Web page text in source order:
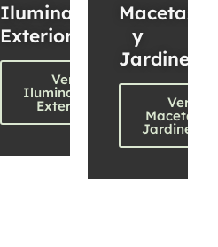
Iluminación
Exterior
Ver
Iluminación
Exterior
Macetas
y
Ver
Macetas y
Jardinerías